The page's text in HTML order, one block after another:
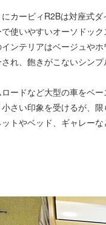
カービィR2Bは対座式
使いやすいオーソドック
ンテリアはベージュや
れ、飽きがこないシンプ
ードなど大型の車をベ
さい印象を受けるが、
トやベッド、ギャレーな